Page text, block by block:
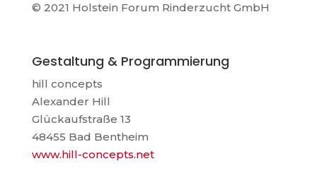
© 2021 Holstein Forum Rinderzucht GmbH
Gestaltung & Programmierung
hill concepts
Alexander Hill
Glückaufstraße 13
48455 Bad Bentheim
www.hill-concepts.net